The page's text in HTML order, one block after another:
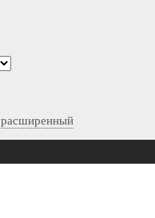
расширенный